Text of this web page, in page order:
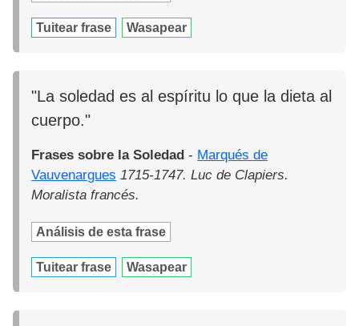
Tuitear frase Wasapear
"La soledad es al espíritu lo que la dieta al
cuerpo."
Frases sobre la Soledad - Marqués de
Vauvenargues 1715-1747. Luc de Clapiers.
Moralista francés.
Análisis de esta frase
Tuitear frase Wasapear